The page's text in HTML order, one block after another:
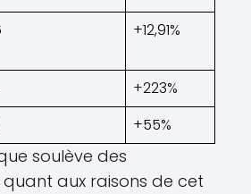
+12,91%
+223%
+55%
soulève des
aux raisons de cet